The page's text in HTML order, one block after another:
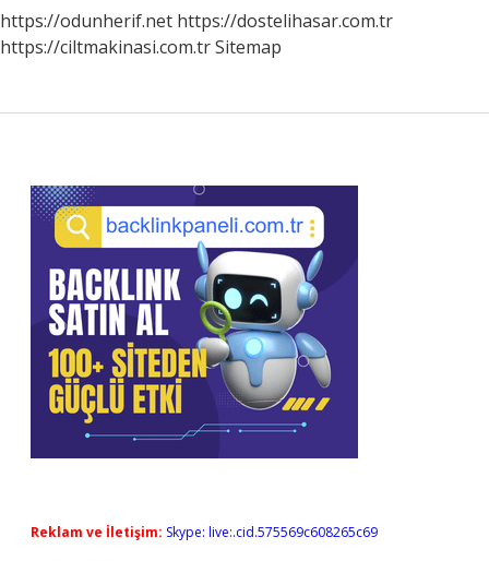
https://odunherif.net https://dostelihasar.com.tr
https://ciltmakinasi.com.trSitemap
Sidebar
Reklam ve İletişim: Skype: live:.cid.575569c608265c69